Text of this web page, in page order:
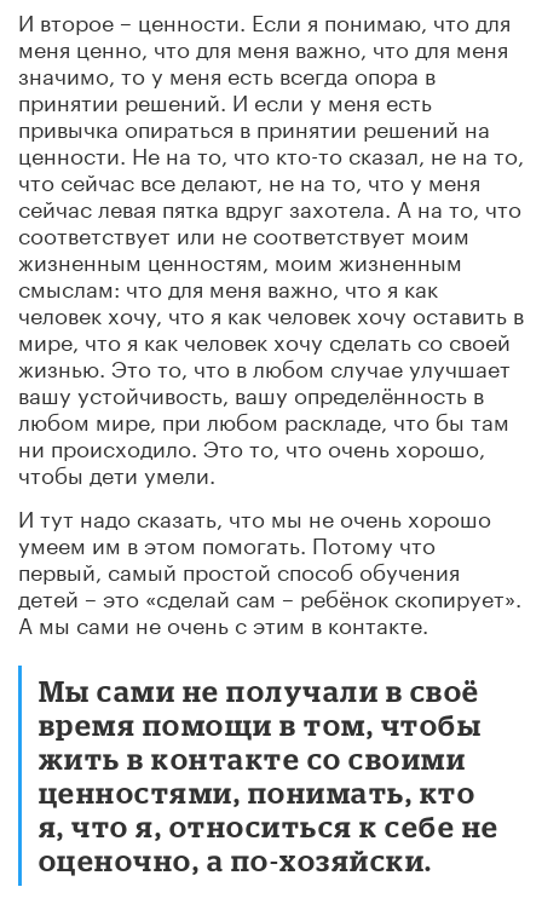
И второе – ценности. Если я понимаю, что для
меня ценно, что для меня важно, что для меня
значимо, то у меня есть всегда опора в
принятии решений. И если у меня есть
привычка опираться в принятии решений на
ценности. Не на то, что кто-то сказал, не на то,
что сейчас все делают, не на то, что у меня
сейчас левая пятка вдруг захотела. А на то, что
соответствует или не соответствует моим
жизненным ценностям, моим жизненным
смыслам: что для меня важно, что я как
человек хочу, что я как человек хочу оставить в
мире, что я как человек хочу сделать со своей
жизнью. Это то, что в любом случае улучшает
вашу устойчивость, вашу определённость в
любом мире, при любом раскладе, что бы там
ни происходило. Это то, что очень хорошо,
чтобы дети умели.
И тут надо сказать, что мы не очень хорошо
умеем им в этом помогать. Потому что
первый, самый простой способ обучения
детей – это «сделай сам – ребёнок скопирует».
А мы сами не очень с этим в контакте.
Мы сами не получали в своё
время помощи в том, чтобы
жить в контакте со своими
ценностями, понимать, кто
я, что я, относиться к себе не
оценочно, а по-хозяйски.